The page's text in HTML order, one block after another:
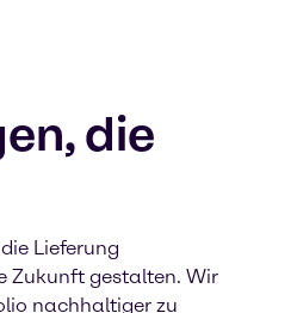
die
Lieferung
Zukunft gestalten. Wir
nachhaltiger zu